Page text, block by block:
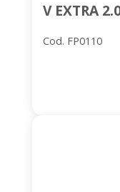
V EXTRA
Cod. FP0110